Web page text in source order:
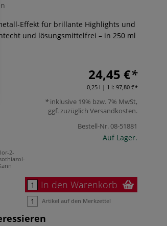
Effekt für brillante Highlights und
und lösungsmittelfrei – in 250 ml
24,45 €
0,25 l | 1 l: 97,80 €
inklusive 19% bzw. 7% MwSt,
ggf. zuzüglich Versandkosten.
Bestell-Nr.08-51881
Auf Lager.
2-
In den Warenkorb
Artikel auf den Merkzettel